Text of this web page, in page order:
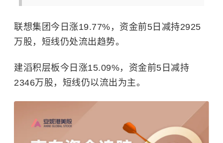
联想集团今日涨19.77%，资金前5日减持2925
万股，短线仍处流出趋势。
建滔积层板今日涨15.09%，资金前5日减持
2346万股，短线仍以流出为主。